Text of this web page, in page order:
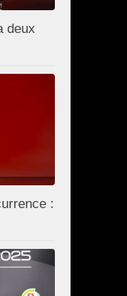
deux
: